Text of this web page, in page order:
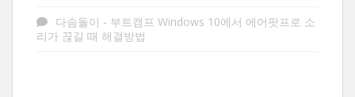
다솜돌이 - 부트캠프 Windows 10에서 에어팟프로 소
리가 끊길 때 해결방법